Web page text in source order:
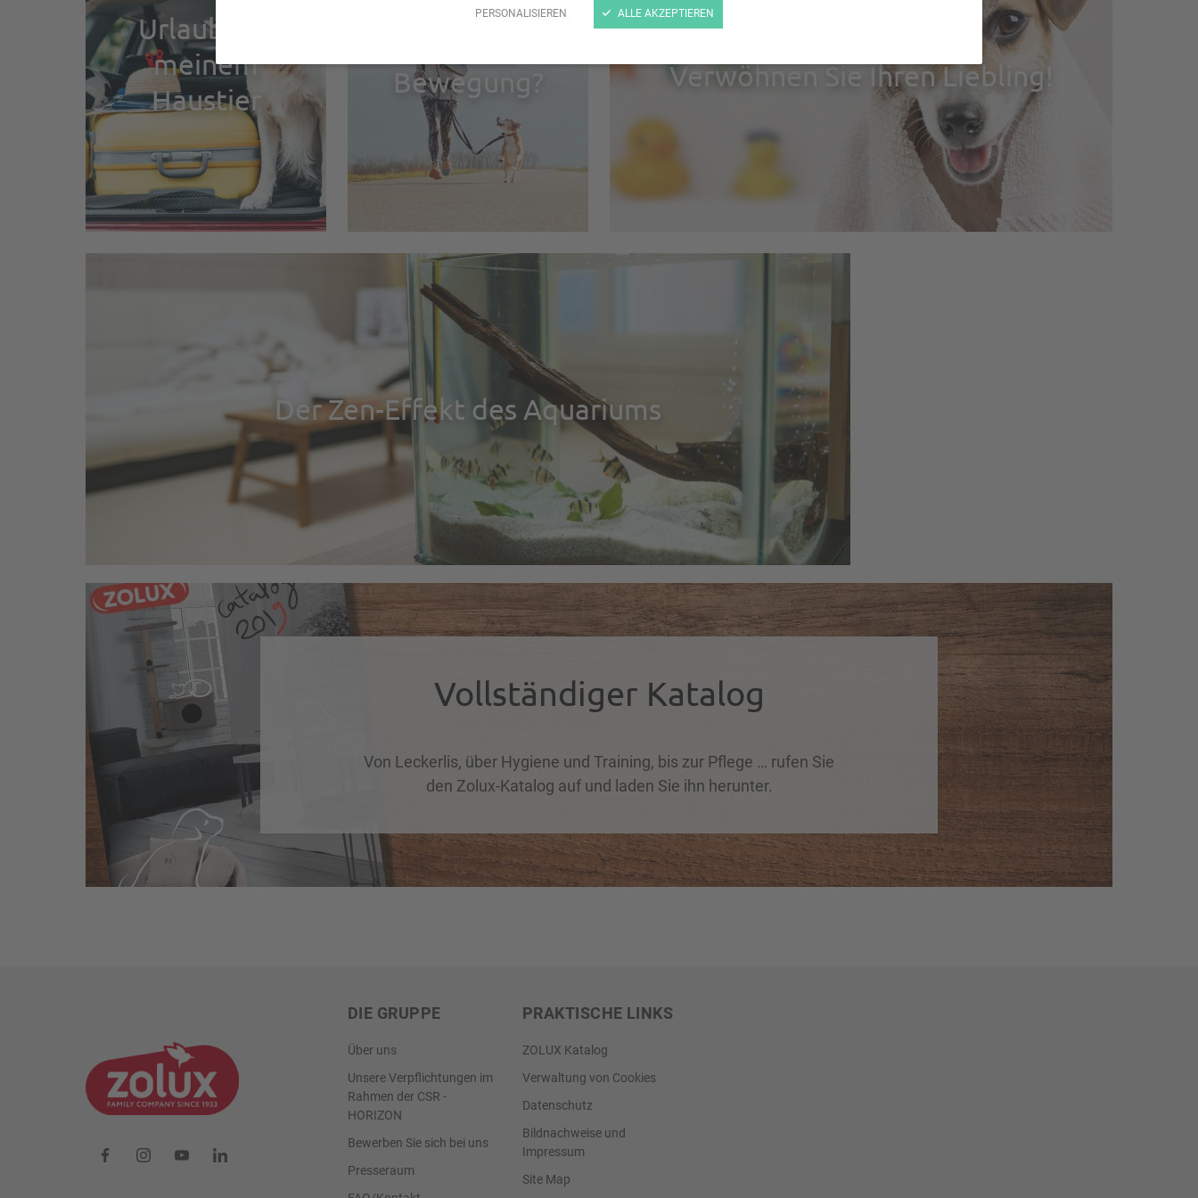
PERSONALISIEREN ALLE AKZEPTIEREN
Urlaub mit
meinem
Haustier
Bewegung?
Verwöhnen Sie Ihren Liebling!
Der Zen-Effekt des Aquariums
https://de.zolux.com/media/cache/img_text_block_large_1168x950_up/uploads/files/Autre/PSD_photo_Catal_2.jpg
Vollständiger Katalog
Von Leckerlis, über Hygiene und Training, bis zur Pflege … rufen Sie
den Zolux-Katalog auf und laden Sie ihn herunter.
DIE GRUPPE
Über uns
Unsere Verpflichtungen im
Rahmen der CSR -
HORIZON
Bewerben Sie sich bei uns
Presseraum
PRAKTISCHE LINKS
ZOLUX Katalog
Verwaltung von Cookies
Datenschutz
Bildnachweise und
Impressum
Site Map